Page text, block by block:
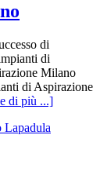
di
di
Milano
di Aspirazione
di più ...]